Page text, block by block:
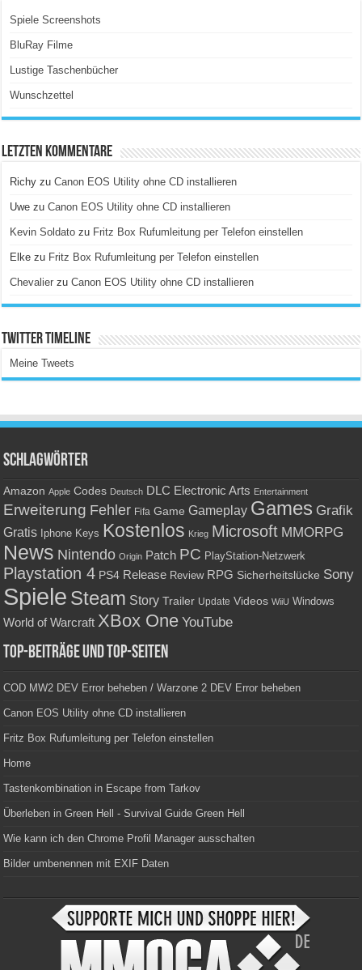
Spiele Screenshots
BluRay Filme
Lustige Taschenbücher
Wunschzettel
Letzten Kommentare
Richy zuCanon EOS Utility ohne CD installieren
Uwe zuCanon EOS Utility ohne CD installieren
Kevin Soldato zu Fritz Box Rufumleitung per Telefon einstellen
Elke zu Fritz Box Rufumleitung per Telefon einstellen
Chevalier zuCanon EOS Utility ohne CD installieren
Twitter Timeline
Meine Tweets
Schlagwörter
Amazon Apple Codes Deutsch DLC Electronic Arts Entertainment
Erweiterung Fehler Fifa Game Gameplay Games Grafik
Gratis Iphone Keys Kostenlos Krieg Microsoft MMORPG
News Nintendo Origin Patch PC PlayStation-Netzwerk
Playstation 4 PS4 Release Review RPG Sicherheitslücke Sony
Spiele Steam Story Trailer Update Videos WiiU Windows
World of Warcraft XBox One YouTube
Top-Beiträge und Top-Seiten
COD MW2 DEV Error beheben / Warzone 2 DEV Error beheben
Canon EOS Utility ohne CD installieren
Fritz Box Rufumleitung per Telefon einstellen
Home
Tastenkombination in Escape from Tarkov
Überleben in Green Hell - Survival Guide Green Hell
Wie kann ich den Chrome Profil Manager ausschalten
Bilder umbenennen mit EXIF Daten